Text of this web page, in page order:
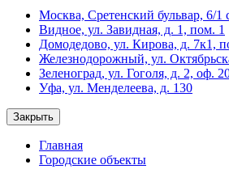
Москва, Сретенский бульвар, 6/1
Видное, ул. Завидная, д. 1, пом. 1
Домодедово, ул. Кирова, д. 7к1,
Железнодорожный, ул.
Зеленоград, ул. Гоголя, д. 2, оф.
Уфа, ул. Менделеева, д. 130
Закрыть
Главная
Городские объекты